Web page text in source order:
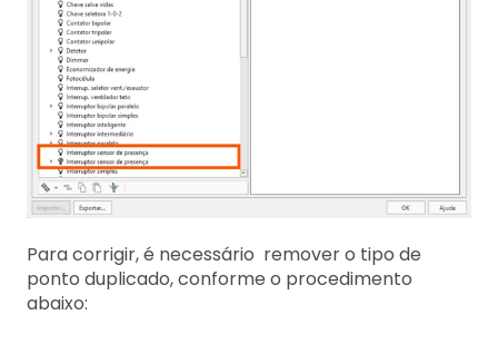
Para corrigir, é necessário remover o tipo de
ponto duplicado, conforme o procedimento
abaixo: